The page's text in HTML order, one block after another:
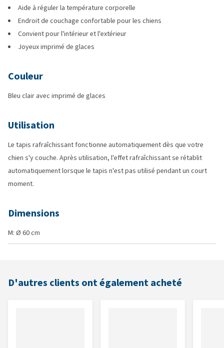
Aide à réguler la température corporelle
Endroit de couchage confortable pour les chiens
Convient pour l'intérieur et l'extérieur
Joyeux imprimé de glaces
Couleur
Bleu clair avec imprimé de glaces
Utilisation
Le tapis rafraîchissant fonctionne automatiquement dès que votre
chien s'y couche. Après utilisation, l'effet rafraîchissant se rétablit
automatiquement lorsque le tapis n'est pas utilisé pendant un court
moment.
Dimensions
M: Ø 60 cm
D'autres clients ont également acheté